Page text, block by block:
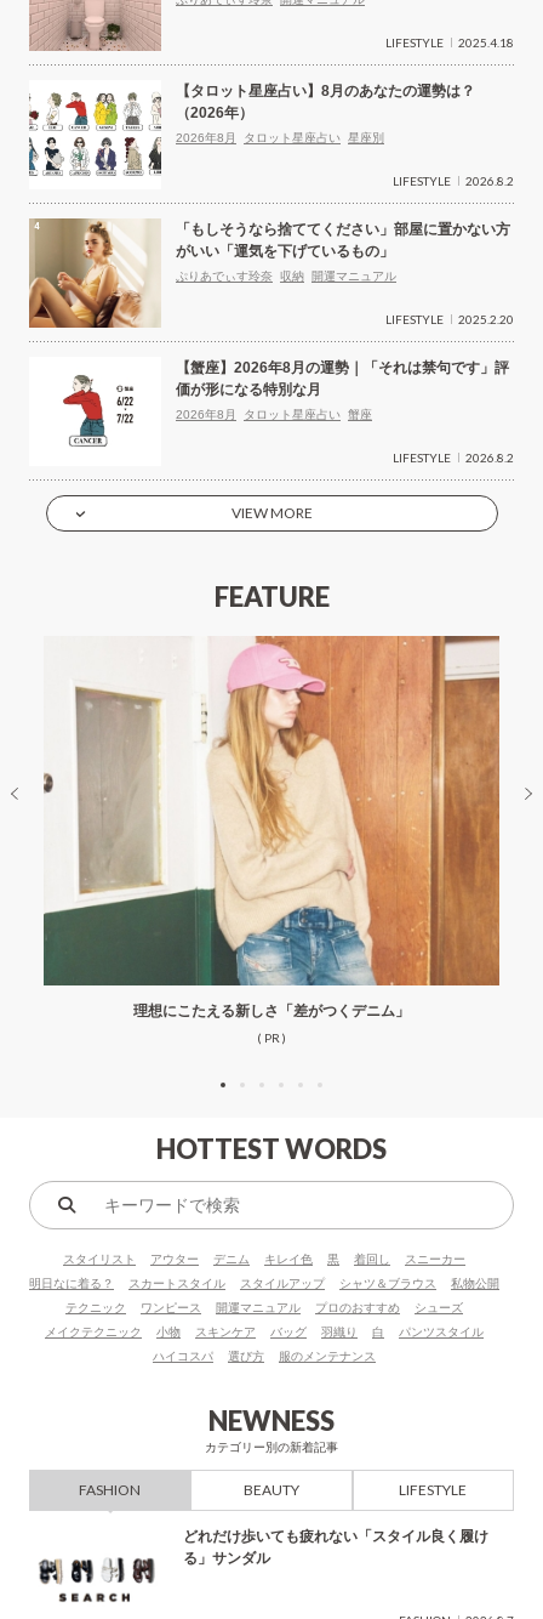
LIFESTYLE 2025.4.18
【タロット星座占い】8月のあなたの運勢は？
（2026年）
2026年8月 タロット星座占い 星座別
LIFESTYLE 2026.8.2
「もしそうなら捨ててください」部屋に置かない方
がいい「運気を下げているもの」
ぷりあでぃす玲奈 収納 開運マニュアル
LIFESTYLE 2025.2.20
【蟹座】2026年8月の運勢｜「それは禁句です」評
価が形になる特別な月
2026年8月 タロット星座占い 蟹座
LIFESTYLE 2026.8.2
VIEW MORE
FEATURE
理想にこたえる新しさ「差がつくデニム」
( PR )
HOTTEST WORDS
キ
ワ
ー
ド
で
スタイリスト アウター デニム キレイ色 黒 着回し
スニーカー
明日なに着る？
スカートスタイル スタイルアップ シャツ＆ブラウス
私物公開
テクニック
ワンピース 開運マニュアル プロのおすすめ
シューズ
メイクテクニック
小物 スキンケア バッグ 羽織り 白
パンツスタイル
ハイコスパ
選び方 服のメンテナンス
NEWNESS
カテゴリー別の新着記事
FASHION BEAUTY LIFESTYLE
どれだけ歩いても疲れない「スタイル良く履け
る」サンダル